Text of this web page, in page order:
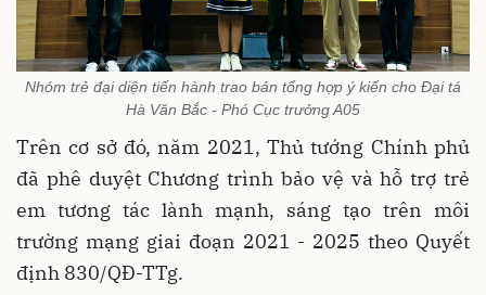
Nhóm trẻ đại diện tiến hành trao bản tổng hợp ý kiến cho Đại tá
Hà Văn Bắc - Phó Cục trưởng A05
Trên cơ sở đó, năm 2021, Thủ tướng Chính phủ
đã phê duyệt Chương trình bảo vệ và hỗ trợ trẻ
em tương tác lành mạnh, sáng tạo trên môi
trường mạng giai đoạn 2021 - 2025 theo Quyết
định 830/QĐ-TTg.